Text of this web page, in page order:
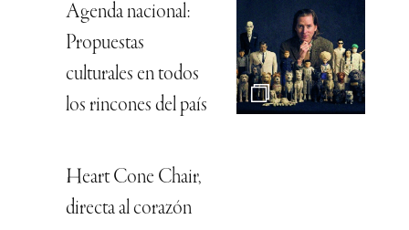
Agenda nacional:
Propuestas
culturales en todos
los rincones del país
Heart Cone Chair,
directa al corazón